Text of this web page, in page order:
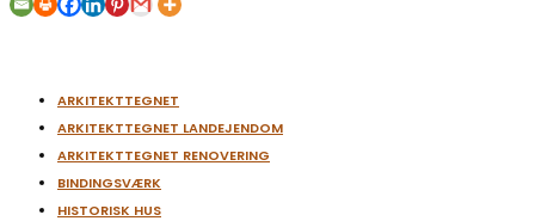
ARKITEKTTEGNET
ARKITEKTTEGNET LANDEJENDOM
ARKITEKTTEGNET RENOVERING
BINDINGSVÆRK
HISTORISK HUS